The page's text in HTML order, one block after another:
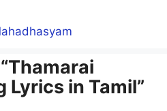
Lyrics in Tamil”